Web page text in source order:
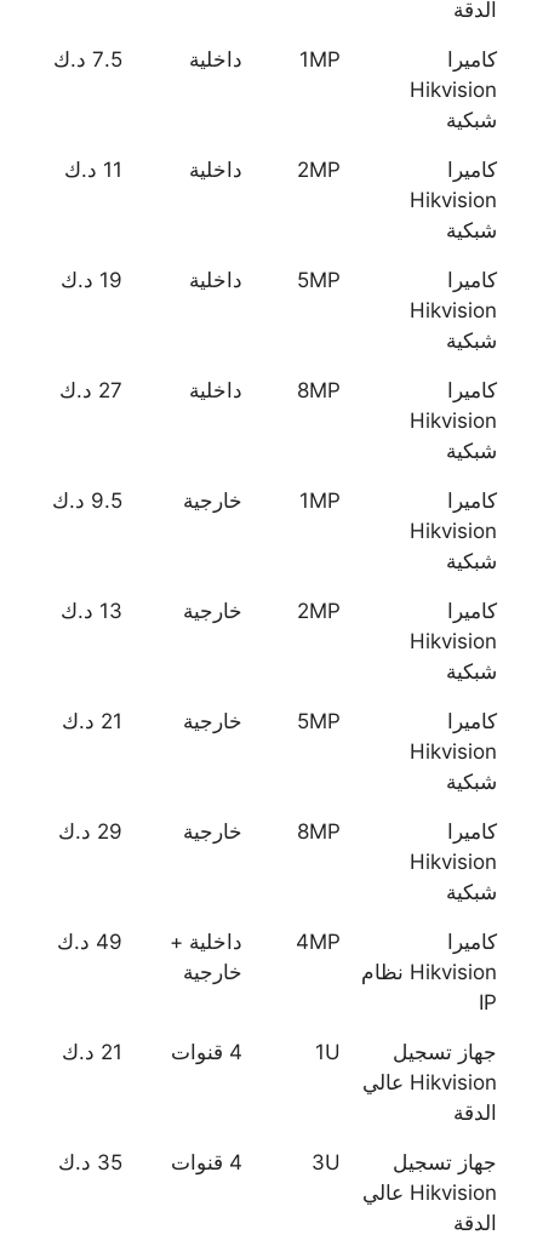
الدقة
كاميرا
Hikvision
شبكية
1MP داخلية 7.5 د.ك
كاميرا
Hikvision
شبكية
2MP داخلية 11 د.ك
كاميرا
Hikvision
شبكية
5MP داخلية 19 د.ك
كاميرا
Hikvision
شبكية
8MP داخلية 27 د.ك
كاميرا
Hikvision
شبكية
1MP خارجية 9.5 د.ك
كاميرا
Hikvision
شبكية
2MP خارجية 13 د.ك
كاميرا
Hikvision
شبكية
5MP خارجية 21 د.ك
كاميرا
Hikvision
شبكية
8MP خارجية 29 د.ك
كاميرا
Hikvision نظام
IP
4MP
داخلية +
خارجية
49 د.ك
جهاز تسجيل
Hikvision عالي
الدقة
1U 4 قنوات 21 د.ك
جهاز تسجيل
Hikvision عالي
الدقة
3U 4 قنوات 35 د.ك